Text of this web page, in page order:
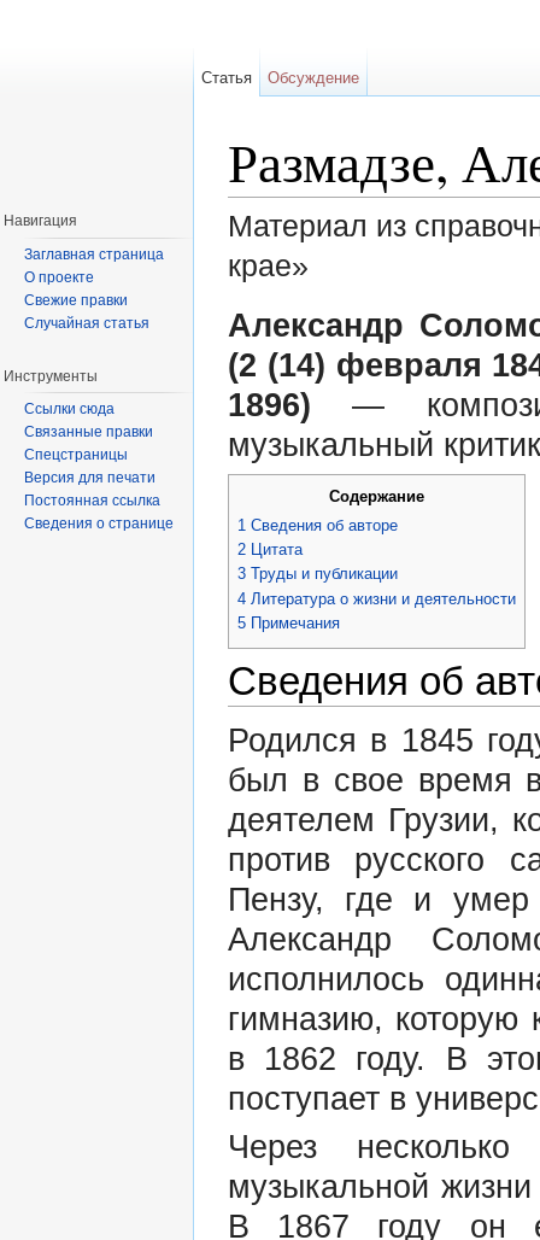
Размадзе,
Материал из
крае»
Александр
(2 (14) февраля
1896) —
музыкальный
Содержание
1 Сведения об авторе
2
Цитата
3 Труды и публикации
4 Литература о жизни и деятельности
5 Примечания
Сведения об
Родился в 1845
был в свое время
деятелем Грузии,
против русского
Пензу, где и умер
Александр
исполнилось
гимназию, которую
в 1862 году. В
поступает в
Через
музыкальной
В 1867 году он
Статья Обсуждение
Навигация
Заглавная страница
О проекте
Свежие правки
Случайная статья
Инструменты
Ссылки сюда
Связанные правки
Спецстраницы
Версия для печати
Постоянная ссылка
Сведения о странице